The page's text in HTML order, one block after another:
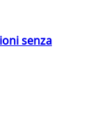
senza